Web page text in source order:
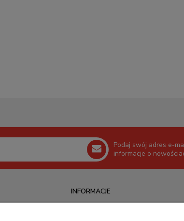
Podaj swój adres e-
informacje o
INFORMACJE